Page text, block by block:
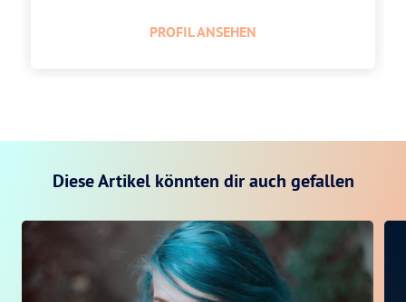
PROFIL ANSEHEN
Diese Artikel könnten dir auch gefallen